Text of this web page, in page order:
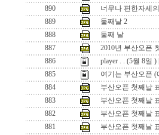
890
너무나 편한자세
889
둘째날 2
888
둘째 날
887
2010년 부산오픈
886
player . . (5월 8일 )
885
여기는 부산오픈 (
884
부산오픈 첫째날
883
부산오픈 첫째날
882
부산오픈 첫째날
881
부산오픈 첫째날